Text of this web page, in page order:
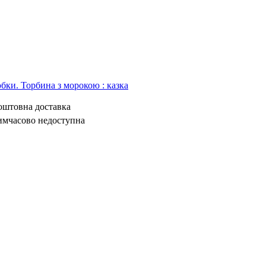
Торбина з морокою : казка
доставка
недоступна